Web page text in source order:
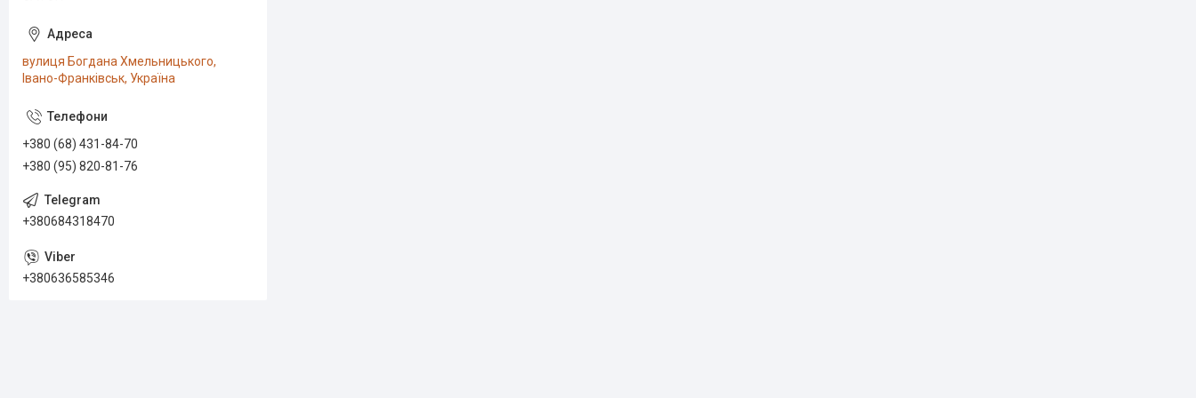
вулиця Богдана Хмельницького,
Івано-Франківськ, Україна
+380 (68) 431-84-70
+380 (95) 820-81-76
+380684318470
+380636585346